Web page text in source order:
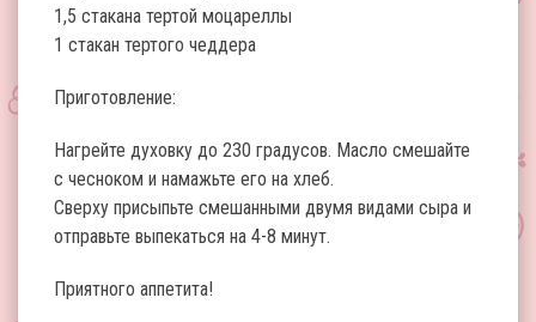
1,5 стакана тертой моцареллы
1 стакан тертого чеддера
Приготовление:
Нагрейте духовку до 230 градусов. Масло смешайте
с чесноком и намажьте его на хлеб.
Сверху присыпьте смешанными двумя видами сыра и
отправьте выпекаться на 4-8 минут.
Приятного аппетита!